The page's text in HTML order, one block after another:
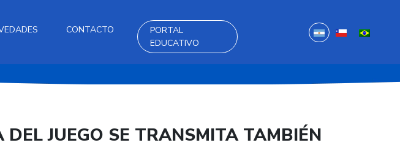
CONTACTO
PORTAL
EDUCATIVO
JUEGO SE TRANSMITA TAMBIÉN